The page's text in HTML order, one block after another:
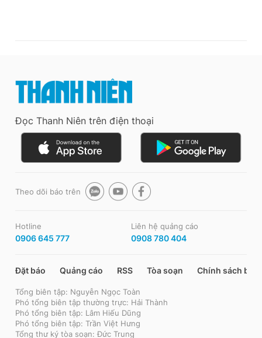
Đọc Thanh Niên trên điện thoại
Theo dõi báo trên
Hotline
0906 645 777
Liên hệ quảng cáo
0908 780 404
Đặt báo Quảng cáo RSS Tòa soạn Chính sách bảo
Tổng biên tập: Nguyễn Ngọc Toàn
Phó tổng biên tập thường trực: Hải Thành
Phó tổng biên tập: Lâm Hiếu Dũng
Phó tổng biên tập: Trần Việt Hưng
Tổng thư ký tòa soạn: Đức Trung